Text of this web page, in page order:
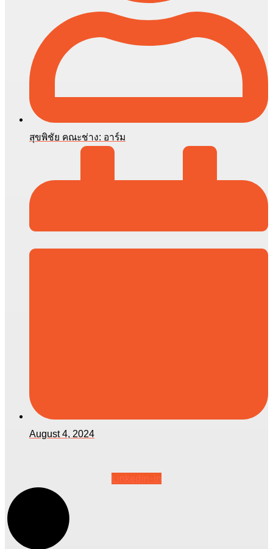
สุขพิชัย คณะช่าง: อาร์ม
August 4, 2024
Linkedin-in